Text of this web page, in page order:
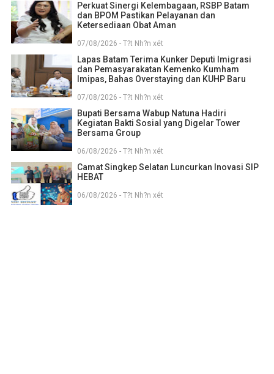
Perkuat Sinergi Kelembagaan, RSBP Batam
dan BPOM Pastikan Pelayanan dan
Ketersediaan Obat Aman
07/08/2026 - T?t Nh?n xét
Lapas Batam Terima Kunker Deputi Imigrasi
dan Pemasyarakatan Kemenko Kumham
Imipas, Bahas Overstaying dan KUHP Baru
07/08/2026 - T?t Nh?n xét
Bupati Bersama Wabup Natuna Hadiri
Kegiatan Bakti Sosial yang Digelar Tower
Bersama Group
06/08/2026 - T?t Nh?n xét
Camat Singkep Selatan Luncurkan Inovasi SIP
HEBAT
06/08/2026 - T?t Nh?n xét